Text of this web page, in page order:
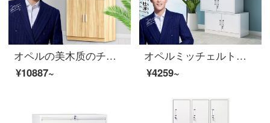
オペルの美木质のチェーストのファイル棚の床につく式の资料の箱の棚の板式の书棚の近代的な简约の金の大きいものの800*400*2000
¥10887~
オペルミッチェルトオフィスキャビネット鋼製の鉄の皮のキャビネットの資料棚にはロックチェイストの財務証明書の棚があります。5つのキャビネットに分かれています。
¥4259~